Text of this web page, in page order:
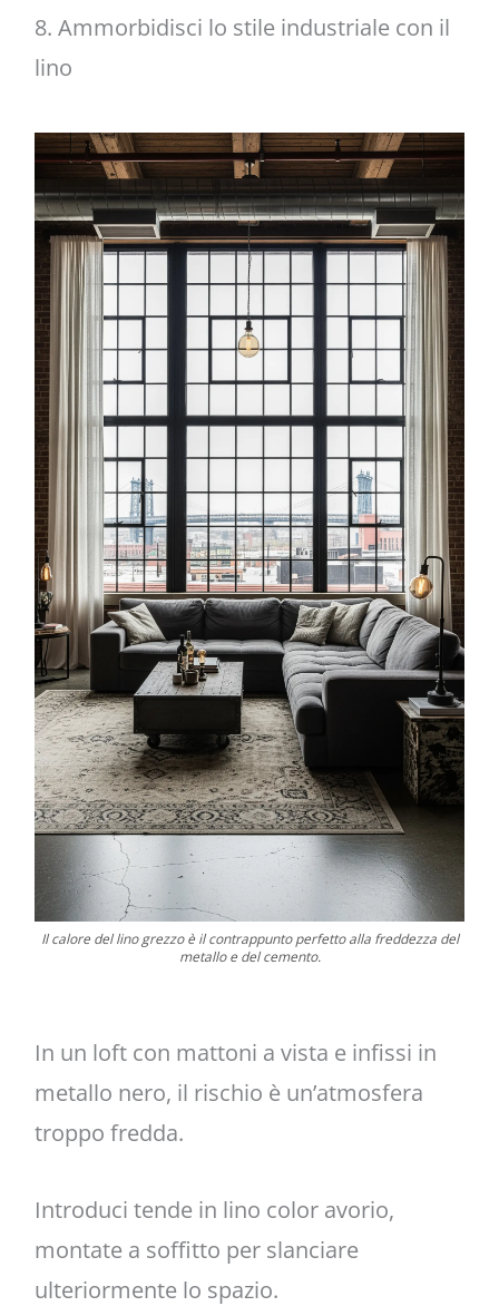
8. Ammorbidisci lo stile industriale con il
lino
Il calore del lino grezzo è il contrappunto perfetto alla freddezza del
metallo e del cemento.
In un loft con mattoni a vista e infissi in
metallo nero, il rischio è un’atmosfera
troppo fredda.
Introduci tende in lino color avorio,
montate a soffitto per slanciare
ulteriormente lo spazio.